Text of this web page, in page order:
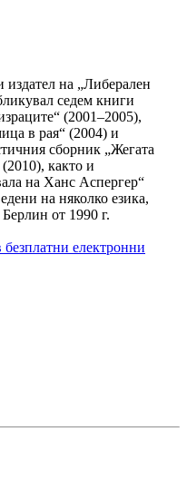
издател на „Либерален
седем книги
(2001–2005),
в рая“ (2004) и
сборник „Жегата
както и
на Ханс Аспергер“
на няколко езика,
от 1990 г.
електронни